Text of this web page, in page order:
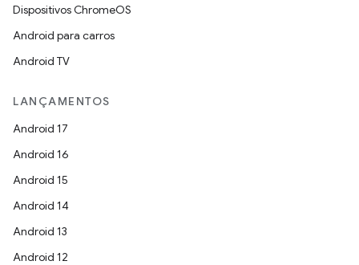
Dispositivos ChromeOS
Android para carros
Android TV
LANÇAMENTOS
Android 17
Android 16
Android 15
Android 14
Android 13
Android 12